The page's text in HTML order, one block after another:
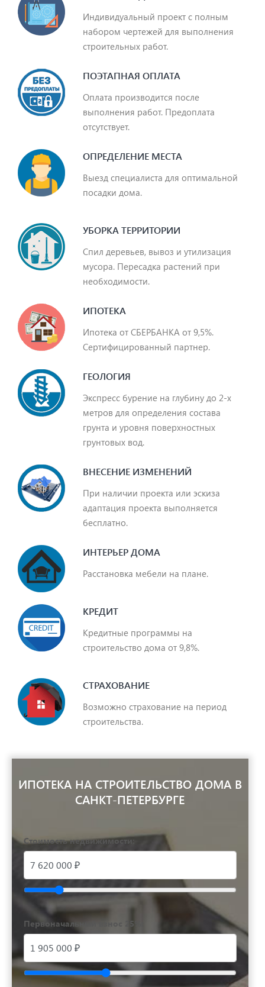
Индивидуальный проект с полным
набором чертежей для выполнения
строительных работ.
ПОЭТАПНАЯ ОПЛАТА
Оплата производится после
выполнения работ. Предоплата
отсутствует.
ОПРЕДЕЛЕНИЕ МЕСТА
Выезд специалиста для оптимальной
посадки дома.
УБОРКА ТЕРРИТОРИИ
Спил деревьев, вывоз и утилизация
мусора. Пересадка растений при
необходимости.
ИПОТЕКА
Ипотека от СБЕРБАНКА от 9,5%.
Сертифицированный партнер.
ГЕОЛОГИЯ
Экспресс бурение на глубину до 2-х
метров для определения состава
грунта и уровня поверхностных
грунтовых вод.
ВНЕСЕНИЕ ИЗМЕНЕНИЙ
При наличии проекта или эскиза
адаптация проекта выполняется
бесплатно.
ИНТЕРЬЕР ДОМА
Расстановка мебели на плане.
КРЕДИТ
Кредитные программы на
строительство дома от 9,8%.
СТРАХОВАНИЕ
Возможно страхование на период
строительства.
ИПОТЕКА НА СТРОИТЕЛЬСТВО ДОМА В
САНКТ-ПЕТЕРБУРГЕ
Стоимость недвижимости:
Первоначальный взнос 25%: